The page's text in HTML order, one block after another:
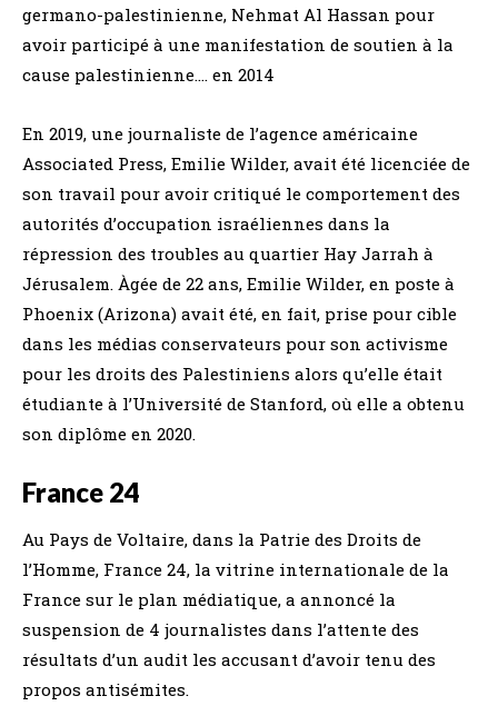
germano-palestinienne, Nehmat Al Hassan pour
avoir participé à une manifestation de soutien à la
cause palestinienne…. en 2014
En 2019, une journaliste de l’agence américaine
Associated Press, Emilie Wilder, avait été licenciée de
son travail pour avoir critiqué le comportement des
autorités d’occupation israéliennes dans la
répression des troubles au quartier Hay Jarrah à
Jérusalem. Àgée de 22 ans, Emilie Wilder, en poste à
Phoenix (Arizona) avait été, en fait, prise pour cible
dans les médias conservateurs pour son activisme
pour les droits des Palestiniens alors qu’elle était
étudiante à l’Université de Stanford, où elle a obtenu
son diplôme en 2020.
France 24
Au Pays de Voltaire, dans la Patrie des Droits de
l’Homme, France 24, la vitrine internationale de la
France sur le plan médiatique, a annoncé la
suspension de 4 journalistes dans l’attente des
résultats d’un audit les accusant d’avoir tenu des
propos antisémites.